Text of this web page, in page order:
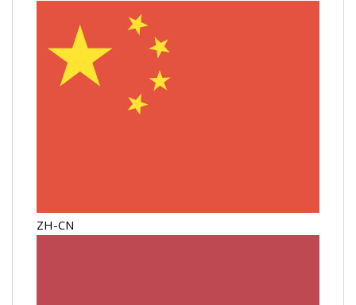
ZH-CN